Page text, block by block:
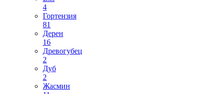
4
Гортензия
81
Дерен
16
Древогубец
2
Дуб
2
Жасмин